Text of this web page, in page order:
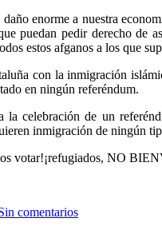
enorme a nuestra
puedan pedir derecho de
estos afganos a los que
con la inmigración
en ningún referéndum.
celebración de un
inmigración de ningún
votar!¡refugiados, NO
comentarios